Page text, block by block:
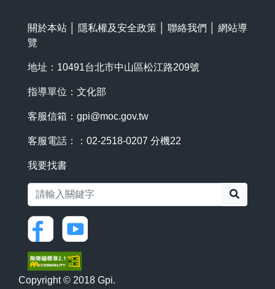
關於本站 隱私權及安全政策 聯絡我們
網站導
覽
地址：10491台北市中山區松江路209號
指導單位：文化部
客服信箱： gpi@moc.gov.tw
客服電話：：02-2518-0207 分機22
我要找書
Copyright © 2018 Gpi.